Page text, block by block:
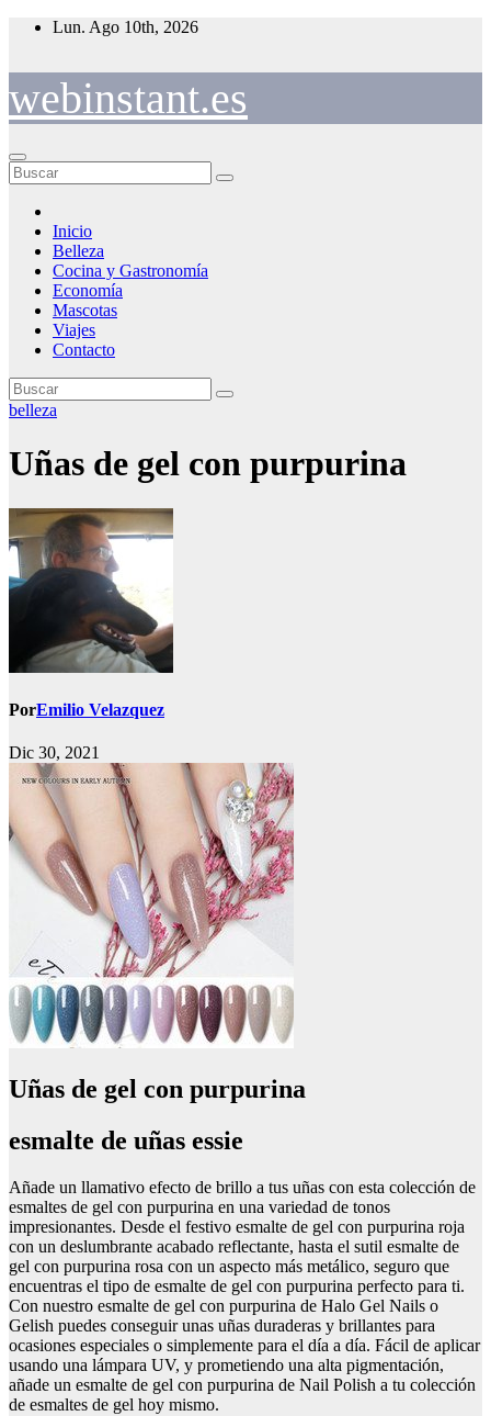
Saltar
Lun. Ago 10th, 2026
webinstant.es
Inicio
Belleza
Cocina y Gastronomía
Economía
Mascotas
Viajes
Contacto
belleza
Uñas de gel con purpurina
PorEmilio Velazquez
Dic 30, 2021
Uñas de gel con purpurina
esmalte de uñas essie
Añade un llamativo efecto de brillo a tus uñas con esta colección de
esmaltes de gel con purpurina en una variedad de tonos
impresionantes. Desde el festivo esmalte de gel con purpurina roja
con un deslumbrante acabado reflectante, hasta el sutil esmalte de
gel con purpurina rosa con un aspecto más metálico, seguro que
encuentras el tipo de esmalte de gel con purpurina perfecto para ti.
Con nuestro esmalte de gel con purpurina de Halo Gel Nails o
Gelish puedes conseguir unas uñas duraderas y brillantes para
ocasiones especiales o simplemente para el día a día. Fácil de aplicar
usando una lámpara UV, y prometiendo una alta pigmentación,
añade un esmalte de gel con purpurina de Nail Polish a tu colección
de esmaltes de gel hoy mismo.